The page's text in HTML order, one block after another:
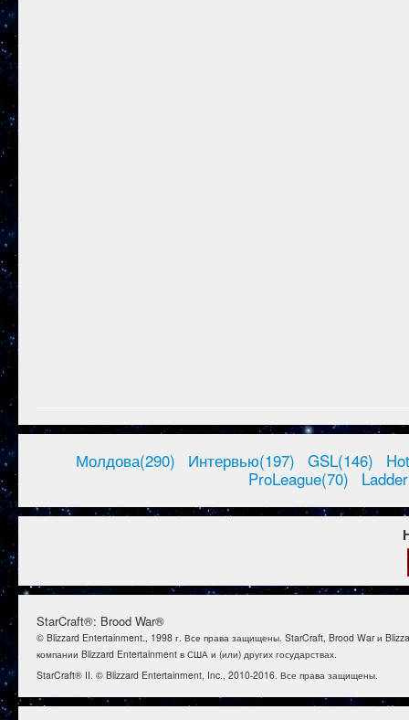
Молдова(290) Интервью(197) GSL(146)
ProLeague(70)
StarCraft®: Brood War®
© Blizzard Entertainment., 1998 г. Все права защищены. StarCraft, Brood War и
компании Blizzard Entertainment в США и (или) других государствах.
StarCraft® II. © Blizzard Entertainment, Inc., 2010-2016. Все права защищены.